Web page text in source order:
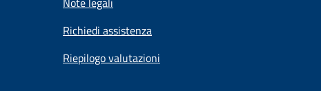
Richiedi assistenza
Riepilogo valutazioni